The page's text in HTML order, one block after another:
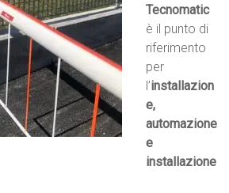
Tecnomatic
è il punto di
riferimento
per
l’installazion
e,
automazione
e
installazione